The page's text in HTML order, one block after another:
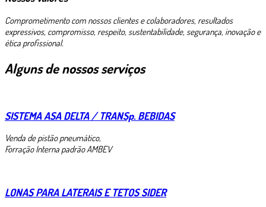
Comprometimento com nossos clientes e colaboradores, resultados
expressivos, compromisso, respeito, sustentabilidade, segurança, inovação e
ética profissional.
Alguns de nossos serviços
SISTEMA ASA DELTA / TRANSp. BEBIDAS
Venda de pistão pneumático,
Forração Interna padrão AMBEV
LONAS PARA LATERAIS E TETOS SIDER